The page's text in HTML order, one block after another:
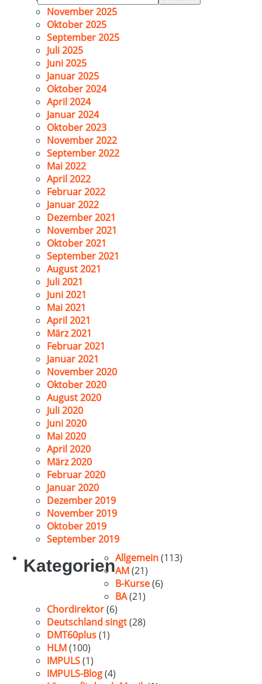
nach:
November 2025
Oktober 2025
September 2025
Juli 2025
Juni 2025
Januar 2025
Oktober 2024
April 2024
Januar 2024
Oktober 2023
November 2022
September 2022
Mai 2022
April 2022
Februar 2022
Januar 2022
Dezember 2021
November 2021
Oktober 2021
September 2021
August 2021
Juli 2021
Juni 2021
Mai 2021
April 2021
März 2021
Februar 2021
Januar 2021
November 2020
Oktober 2020
August 2020
Juli 2020
Juni 2020
Mai 2020
April 2020
März 2020
Februar 2020
Januar 2020
Dezember 2019
November 2019
Oktober 2019
September 2019
KategorienAllgemein(113)
AM(21)
B-Kurse(6)
BA(21)
Chordirektor(6)
Deutschland singt(28)
DMT60plus(1)
HLM(100)
IMPULS(1)
IMPULS-Blog(4)